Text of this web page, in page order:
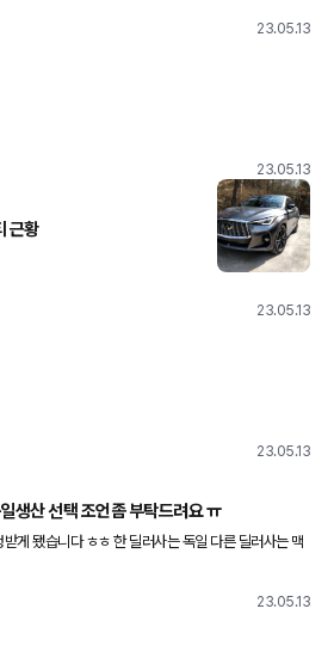
23.05.13
23.05.13
근황
23.05.13
23.05.13
생산 선택 조언좀 부탁드려요 ㅠ
게 됐습니다 ㅎㅎ 한 딜러사는 독일 다른 딜러사는 맥
모델이 프로모션이 50더 높고 서비스 (아래보다 월등히
23.05.13